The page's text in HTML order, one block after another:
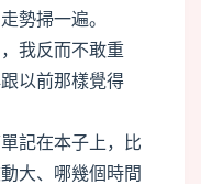
勢掃一遍。
我反而不敢重
以前那樣覺得
記在本子上，比
大、哪幾個時間